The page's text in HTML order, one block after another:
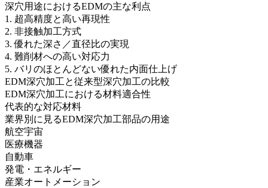
深穴用途におけるEDMの主な利点
1. 超高精度と高い再現性
2. 非接触加工方式
3. 優れた深さ／直径比の実現
4. 難削材への高い対応力
5. バリのほとんどない優れた内面仕上げ
EDM深穴加工と従来型深穴加工の比較
EDM深穴加工における材料適合性
代表的な対応材料
業界別に見るEDM深穴加工部品の用途
航空宇宙
医療機器
自動車
発電・エネルギー
産業オートメーション